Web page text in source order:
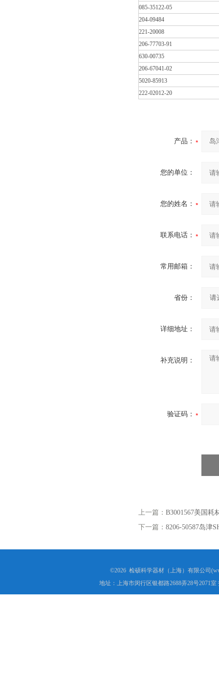
085-35122-05
204-09484
221-20008
206-77703-91
630-00735
206-67041-02
5020-85913
222-02012-20
产品：
您的单位：
您的姓名：
联系电话：
常用邮箱：
省份：
详细地址：
补充说明：
验证码：
上一篇： B3001567美国耗
下一篇： 8206-50587岛津
©2026 检硕科学器材（上海）有限公司
地址：上海市闵行区银都路2688弄28号2071室